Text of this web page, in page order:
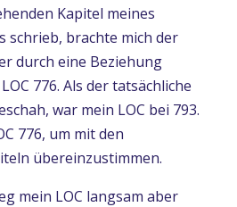
Kapitel meines
brachte mich der
durch eine Beziehung
776. Als der tatsächliche
war mein LOC bei 793.
776, um mit den
übereinzustimmen.
mein LOC langsam aber